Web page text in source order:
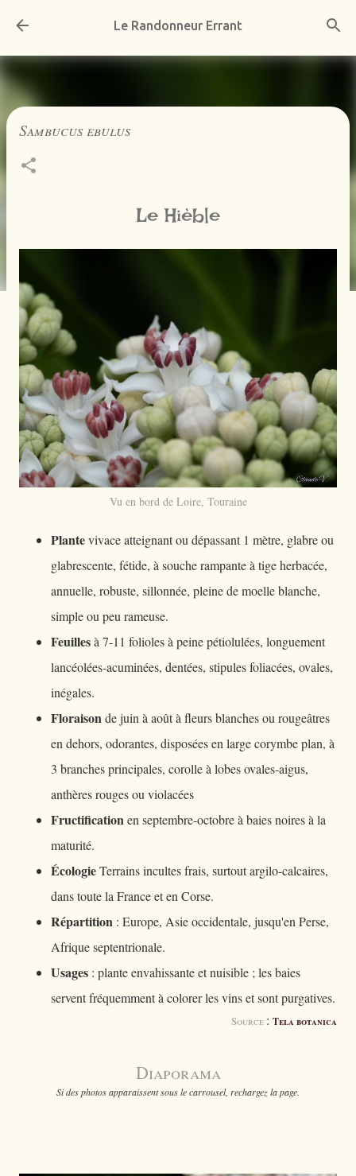
Accéder au contenu principal
Le Randonneur Errant
Sambucus ebulus
Le Hièble
Vu en bord de Loire, Touraine
Plantevivace atteignant ou dépassant 1 mètre, glabre ou
glabrescente, fétide, à souche rampante à tige herbacée,
annuelle, robuste, sillonnée, pleine de moelle blanche,
simple ou peu rameuse.
Feuillesà 7-11 folioles à peine pétiolulées, longuement
lancéolées-acuminées, dentées, stipules foliacées, ovales,
inégales.
Floraisonde juin à août à fleurs blanches ou rougeâtres
en dehors, odorantes, disposées en large corymbe plan, à
3 branches principales, corolle à lobes ovales-aigus,
anthères rouges ou violacées
Fructificationen septembre-octobre à baies noires à la
maturité.
ÉcologieTerrains incultes frais, surtout argilo-calcaires,
dans toute la France et en Corse.
Répartition : Europe, Asie occidentale, jusqu'en Perse,
Afrique septentrionale.
Usages : plante envahissante et nuisible ; les baies
servent fréquemment à colorer les vins et sont purgatives.
Source : Tela botanica
Diaporama
Si des photos apparaissent sous le carrousel, rechargez la page.